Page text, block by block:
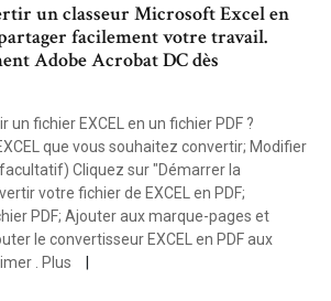
un classeur Microsoft Excel en
facilement votre travail.
Adobe Acrobat DC dès
fichier EXCEL en un fichier PDF ?
que vous souhaitez convertir; Modifier
Cliquez sur "Démarrer la
votre fichier de EXCEL en PDF;
PDF; Ajouter aux marque-pages et
le convertisseur EXCEL en PDF aux
. Plus